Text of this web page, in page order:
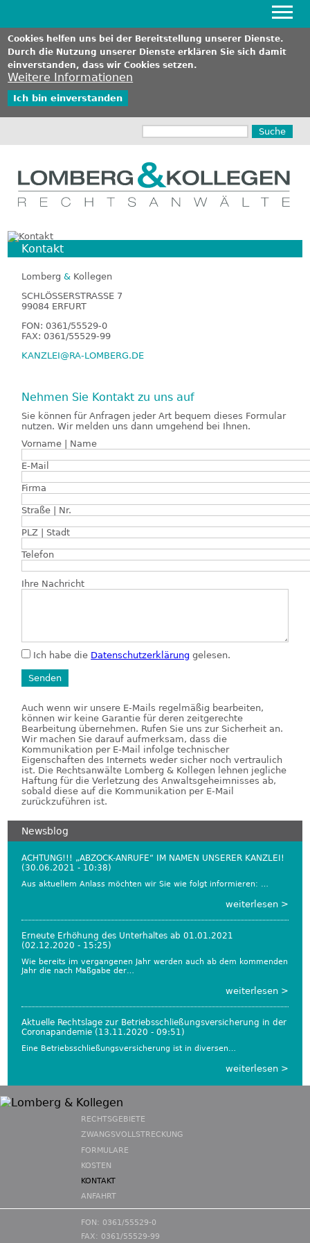
Cookies helfen uns bei der Bereitstellung unserer Dienste.
Durch die Nutzung unserer Dienste erklären Sie sich damit
einverstanden, dass wir Cookies setzen.
Weitere Informationen
Ich bin einverstanden
Suche
Hauptnavigation
Kontakt
Lomberg& Kollegen
SCHLÖSSERSTRASSE 7
99084 ERFURT
FON: 0361/55529-0
FAX: 0361/55529-99
KANZLEI@RA-LOMBERG.DE
Nehmen Sie Kontakt zu uns auf
Sie können für Anfragen jeder Art bequem dieses Formular
nutzen. Wir melden uns dann umgehend bei Ihnen.
Vorname | Name
E-Mail
Firma
Straße | Nr.
PLZ | Stadt
Telefon
Ihre Nachricht
Ich habe die Datenschutzerklärung gelesen.
Auch wenn wir unsere E-Mails regelmäßig bearbeiten,
können wir keine Garantie für deren zeitgerechte
Bearbeitung übernehmen. Rufen Sie uns zur Sicherheit an.
Wir machen Sie darauf aufmerksam, dass die
Kommunikation per E-Mail infolge technischer
Eigenschaften des Internets weder sicher noch vertraulich
ist. Die Rechtsanwälte Lomberg & Kollegen lehnen jegliche
Haftung für die Verletzung des Anwaltsgeheimnisses ab,
sobald diese auf die Kommunikation per E-Mail
zurückzuführen ist.
Newsblog
ACHTUNG!!! „ABZOCK-ANRUFE“ IM NAMEN UNSERER KANZLEI!
(30.06.2021 - 10:38)
Aus aktuellem Anlass möchten wir Sie wie folgt informieren: …
weiterlesen >
Erneute Erhöhung des Unterhaltes ab 01.01.2021
(02.12.2020 - 15:25)
Wie bereits im vergangenen Jahr werden auch ab dem kommenden
Jahr die nach Maßgabe der…
weiterlesen >
Aktuelle Rechtslage zur Betriebsschließungsversicherung in der
Coronapandemie (13.11.2020 - 09:51)
Eine Betriebsschließungsversicherung ist in diversen…
weiterlesen >
HauptmenüRECHTSGEBIETE
ZWANGSVOLLSTRECKUNG
FORMULARE
KOSTEN
KONTAKT
ANFAHRT
FON: 0361/55529-0
FAX: 0361/55529-99